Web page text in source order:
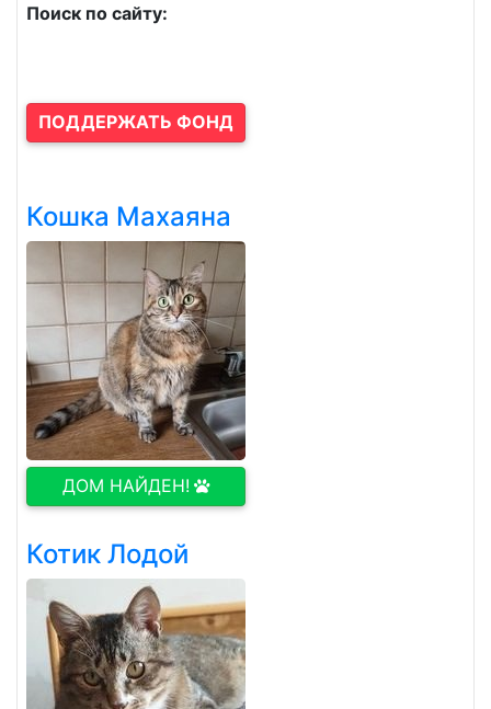
Поиск по сайту:
ПОДДЕРЖАТЬ ФОНД
Кошка Махаяна
ДОМ НАЙДЕН!
Котик Лодой